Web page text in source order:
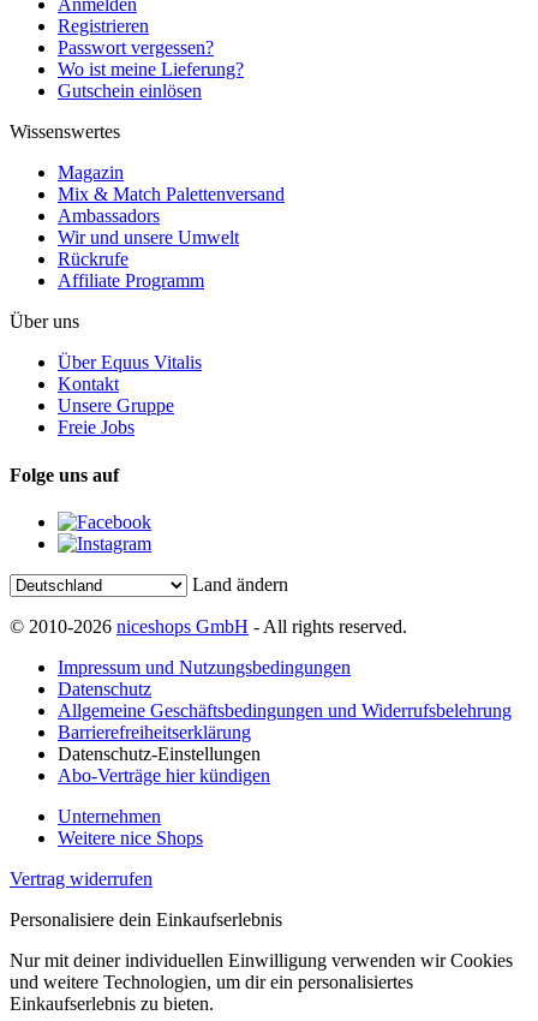
Anmelden
Registrieren
Passwort vergessen?
Wo ist meine Lieferung?
Gutschein einlösen
Wissenswertes
Magazin
Mix & Match Palettenversand
Ambassadors
Wir und unsere Umwelt
Rückrufe
Affiliate Programm
Über uns
Über Equus Vitalis
Kontakt
Unsere Gruppe
Freie Jobs
Folge uns auf
Land ändern
© 2010-2026 niceshops GmbH - All rights reserved.
Impressum und Nutzungsbedingungen
Datenschutz
Allgemeine Geschäftsbedingungen und Widerrufsbelehrung
Barrierefreiheitserklärung
Datenschutz-Einstellungen
Abo-Verträge hier kündigen
Unternehmen
Weitere nice Shops
Vertrag widerrufen
Personalisiere dein Einkaufserlebnis
Nur mit deiner individuellen Einwilligung verwenden wir Cookies
und weitere Technologien, um dir ein personalisiertes
Einkaufserlebnis zu bieten.